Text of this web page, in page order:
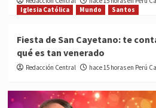
Iglesia Católica
Mundo Santos
Fiesta de San Cayetano: te
qué es tan venerado
Redacción Central hace 15 horas en Perú